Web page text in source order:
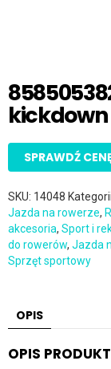
kickdown
SPRAWDŹ
SKU: 14048
Jazda na rowerze,
akcesoria, Sport i
do rowerów, Jazda
Sprzęt sportowy
OPIS
OPIS